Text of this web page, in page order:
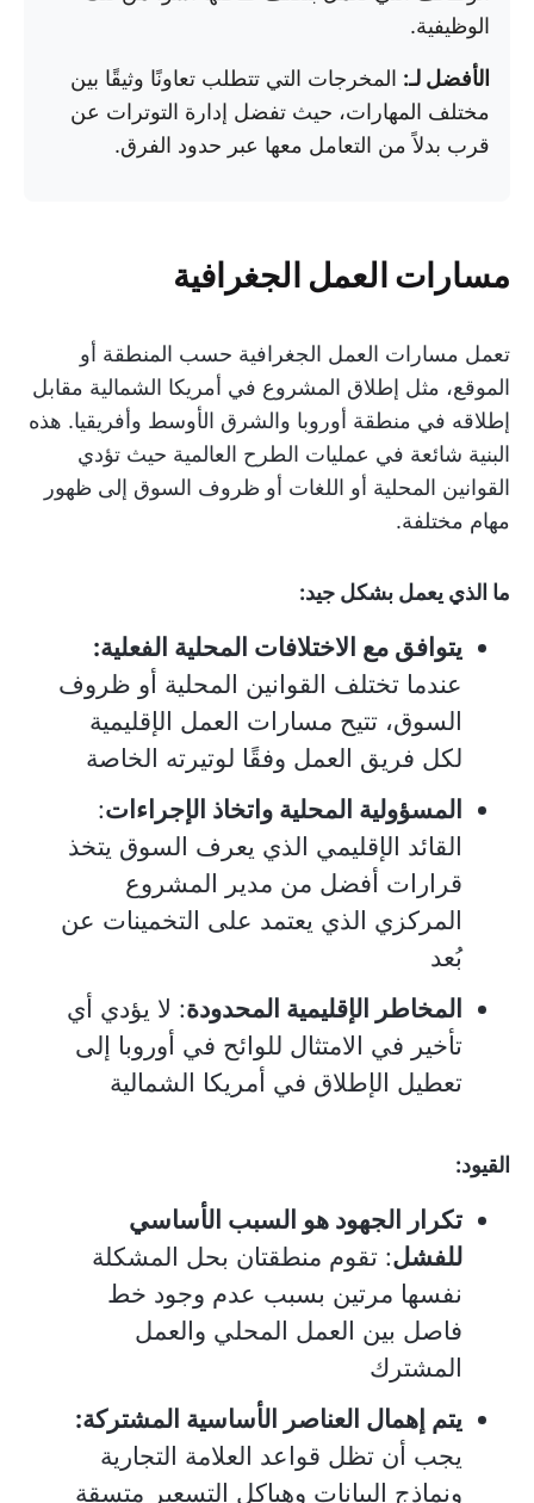
الوظيفية.
الأفضل لـ: المخرجات التي تتطلب تعاونًا وثيقًا بين
مختلف المهارات، حيث تفضل إدارة التوترات عن
قرب بدلاً من التعامل معها عبر حدود الفرق.
مسارات العمل الجغرافية
تعمل مسارات العمل الجغرافية حسب المنطقة أو
الموقع، مثل إطلاق المشروع في أمريكا الشمالية مقابل
إطلاقه في منطقة أوروبا والشرق الأوسط وأفريقيا. هذه
البنية شائعة في عمليات الطرح العالمية حيث تؤدي
القوانين المحلية أو اللغات أو ظروف السوق إلى ظهور
مهام مختلفة.
ما الذي يعمل بشكل جيد:
يتوافق مع الاختلافات المحلية الفعلية:
عندما تختلف القوانين المحلية أو ظروف
السوق، تتيح مسارات العمل الإقليمية
لكل فريق العمل وفقًا لوتيرته الخاصة
المسؤولية المحلية واتخاذ الإجراءات:
القائد الإقليمي الذي يعرف السوق يتخذ
قرارات أفضل من مدير المشروع
المركزي الذي يعتمد على التخمينات عن
بُعد
المخاطر الإقليمية المحدودة: لا يؤدي أي
تأخير في الامتثال للوائح في أوروبا إلى
تعطيل الإطلاق في أمريكا الشمالية
القيود:
تكرار الجهود هو السبب الأساسي
للفشل: تقوم منطقتان بحل المشكلة
نفسها مرتين بسبب عدم وجود خط
فاصل بين العمل المحلي والعمل
المشترك
يتم إهمال العناصر الأساسية المشتركة:
يجب أن تظل قواعد العلامة التجارية
ونماذج البيانات وهياكل التسعير متسقة